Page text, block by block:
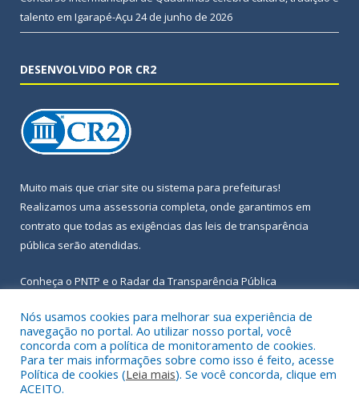
talento em Igarapé-Açu 24 de junho de 2026
DESENVOLVIDO POR CR2
Muito mais que criar site ou sistema para prefeituras!
Realizamos uma assessoria completa, onde garantimos em
contrato que todas as exigências das leis de transparência
pública serão atendidas.
Conheça o PNTP e o Radar da Transparência Pública
Todos os direitos reservados a Prefeitura Municipal de Igarapé-
Açu.
Nós usamos cookies para melhorar sua experiência de
navegação no portal. Ao utilizar nosso portal, você
concorda com a política de monitoramento de cookies.
Para ter mais informações sobre como isso é feito, acesse
Política de cookies (Leia mais). Se você concorda, clique em
ACEITO.